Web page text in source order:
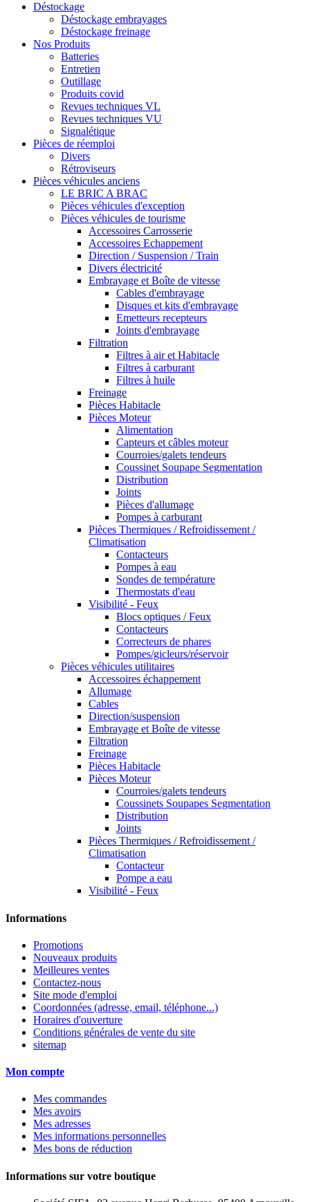
Déstockage
Déstockage embrayages
Déstockage freinage
Nos Produits
Batteries
Entretien
Outillage
Produits covid
Revues techniques VL
Revues techniques VU
Signalétique
Pièces de réemploi
Divers
Rétroviseurs
Pièces véhicules anciens
LE BRIC A BRAC
Pièces véhicules d'exception
Pièces véhicules de tourisme
Accessoires Carrosserie
Accessoires Echappement
Direction / Suspension / Train
Divers électricité
Embrayage et Boîte de vitesse
Cables d'embrayage
Disques et kits d'embrayage
Emetteurs recepteurs
Joints d'embrayage
Filtration
Filtres à air et Habitacle
Filtres à carburant
Filtres à huile
Freinage
Pièces Habitacle
Pièces Moteur
Alimentation
Capteurs et câbles moteur
Courroies/galets tendeurs
Coussinet Soupape Segmentation
Distribution
Joints
Pièces d'allumage
Pompes à carburant
Pièces Thermiques / Refroidissement /
Climatisation
Contacteurs
Pompes à eau
Sondes de température
Thermostats d'eau
Visibilité - Feux
Blocs optiques / Feux
Contacteurs
Correcteurs de phares
Pompes/gicleurs/réservoir
Pièces véhicules utilitaires
Accessoires échappement
Allumage
Cables
Direction/suspension
Embrayage et Boîte de vitesse
Filtration
Freinage
Pièces Habitacle
Pièces Moteur
Courroies/galets tendeurs
Coussinets Soupapes Segmentation
Distribution
Joints
Pièces Thermiques / Refroidissement /
Climatisation
Contacteur
Pompe a eau
Visibilité - Feux
Informations
Promotions
Nouveaux produits
Meilleures ventes
Contactez-nous
Site mode d'emploi
Coordonnées (adresse, email, téléphone...)
Horaires d'ouverture
Conditions générales de vente du site
sitemap
Mon compte
Mes commandes
Mes avoirs
Mes adresses
Mes informations personnelles
Mes bons de réduction
Informations sur votre boutique